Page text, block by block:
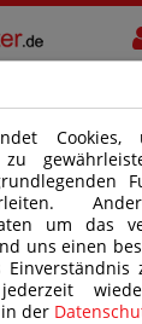
zu
um das
uns einen
der